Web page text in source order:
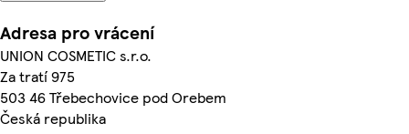
Adresa pro vrácení
UNION COSMETIC s.r.o.
Za tratí 975
503 46 Třebechovice pod Orebem
Česká republika